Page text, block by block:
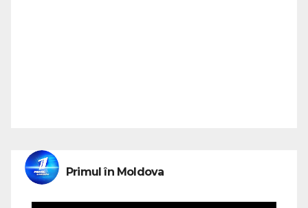
Primul în Moldova